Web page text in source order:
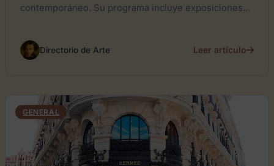
contemporáneo. Su programa incluye exposiciones
Directorio de Arte Leer artículo
GENERAL